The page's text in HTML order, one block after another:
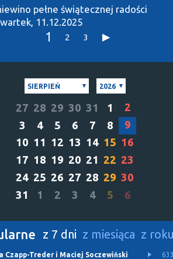
pełne świątecznej radości
11.12.2025
1 2 3
SIERPIEŃ 2026
27 28 29 30 31 1
2
3
4 5 6 7 8
9
10 11 12 13 14 15 16
17 18 19 20 21 22 23
24 25 26 27 28 29 30
31
1 2 3 4 5 6
z 7 dni z miesiąca z
Czapp-Treder i Maciej Soczewiński